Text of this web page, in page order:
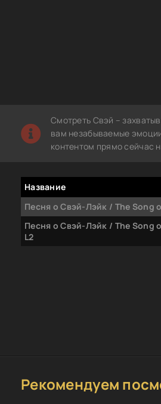
Смотреть Свэй –
вам незабываемые
контентом прямо сейчас
Название
Песня о Свэй-Лэйк / The Song
Песня о Свэй-Лэйк / The Song
L2
Рекомендуем